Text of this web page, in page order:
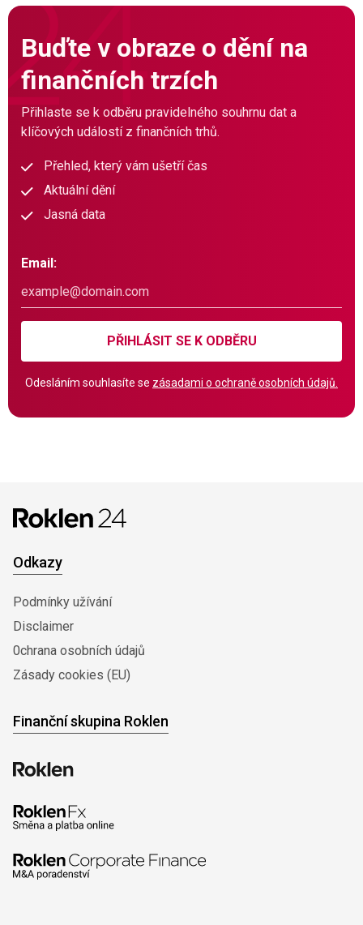
Buďte v obraze o dění na
finančních trzích
Přihlaste se k odběru pravidelného souhrnu dat a
klíčových událostí z finančních trhů.
Přehled, který vám ušetří čas
Aktuální dění
Jasná data
Email:
PŘIHLÁSIT SE K ODBĚRU
Odesláním souhlasíte se zásadami o ochraně osobních údajů.
Odkazy
Podmínky užívání
Disclaimer
0chrana osobních údajů
Zásady cookies (EU)
Finanční skupina Roklen